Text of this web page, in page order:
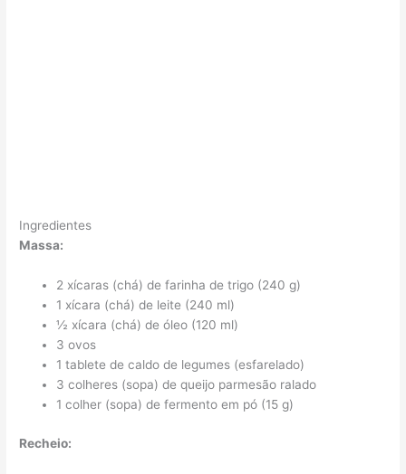
Ingredientes
Massa:
2 xícaras (chá) de farinha de trigo (240 g)
1 xícara (chá) de leite (240 ml)
½ xícara (chá) de óleo (120 ml)
3 ovos
1 tablete de caldo de legumes (esfarelado)
3 colheres (sopa) de queijo parmesão ralado
1 colher (sopa) de fermento em pó (15 g)
Recheio: